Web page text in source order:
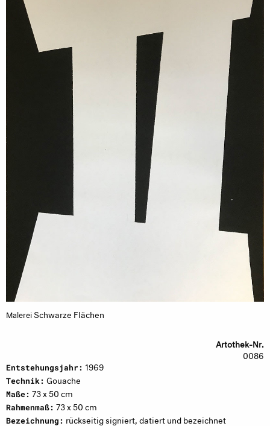
MalereiSchwarze Flächen
Artothek-Nr.
0086
Entstehungsjahr: 1969
Technik: Gouache
Maße: 73 x 50 cm
Rahmenmaß: 73 x 50 cm
Bezeichnung: rückseitig signiert, datiert und bezeichnet